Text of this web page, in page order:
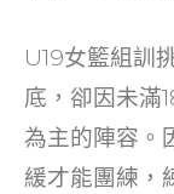
U19女籃組訓
底，卻因未滿
為主的陣容。
緩才能團練，